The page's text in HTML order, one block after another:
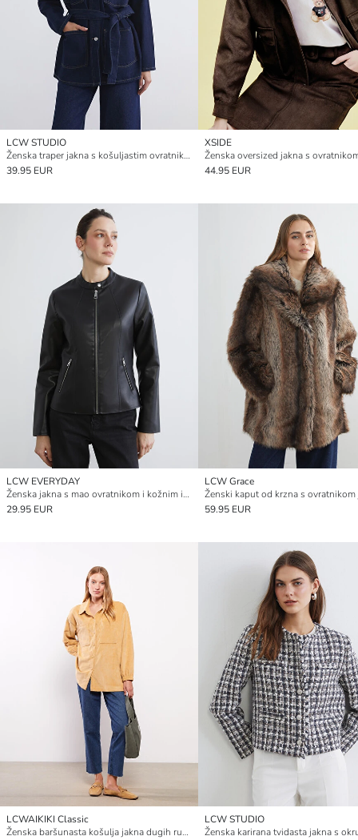
LCW STUDIO
Ženska traper jakna s košuljastim ovratnikom i pojasom u struku
39.95 EUR
XSIDE
44.95 EUR
LCW EVERYDAY
Ženska jakna s mao ovratnikom i kožnim izgledom
29.95 EUR
LCW Grace
Ženski kaput od krzna s ovratnikom
59.95 EUR
LCWAIKIKI Classic
Ženska baršunasta košulja jakna dugih rukava standardnog kroja na kopčanje
LCW STUDIO